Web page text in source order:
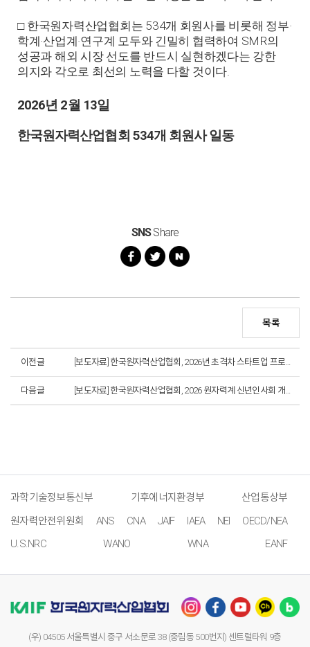
□ 한국원자력산업협회는 534개 회원사를 비롯해 정부·
학계·산업계·연구계 모두와 긴밀히 협력하여 SMR의
성공과 해외 시장 선도를 반드시 실현하겠다는 강한
의지와 각오로 최선의 노력을 다할 것이다
2026년 2월 13일
한국원자력산업협회 534개 회원사 일동
SNSShare
목록
이전글
다음글
과학기술정보통신부 기후에너지환경부
산업통상부
원자력안전위원회
ANS CNA JAIF IAEA NEI
OECD/NEA
U.S.NRC
WANO WNA EANF
(우) 04505 서울특별시 중구 서소문로 38 (중림동 500번지) 센트럴타워 9층